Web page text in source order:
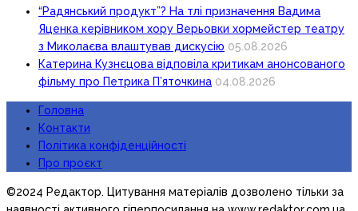
“Радянський продукт”? На тлі призначення Вадима
Яценка керівником хору Верьовки хормейстер театру
з Миколаєва влаштував дискусію 05.08.2026
Катерина Кузнєцова відповіла критикам анонсованого
фільму про Петрика П’яточкина 04.08.2026
Головна
Контакти
Політика конфіденційності
Про проєкт
©2024 Редактор. Цитування матеріалів дозволено тільки за